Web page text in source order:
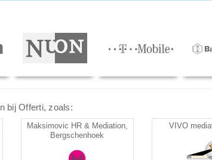
bij Offerti, zoals:
Maksimovic HR & Mediation,
Bergschenhoek
VIVO